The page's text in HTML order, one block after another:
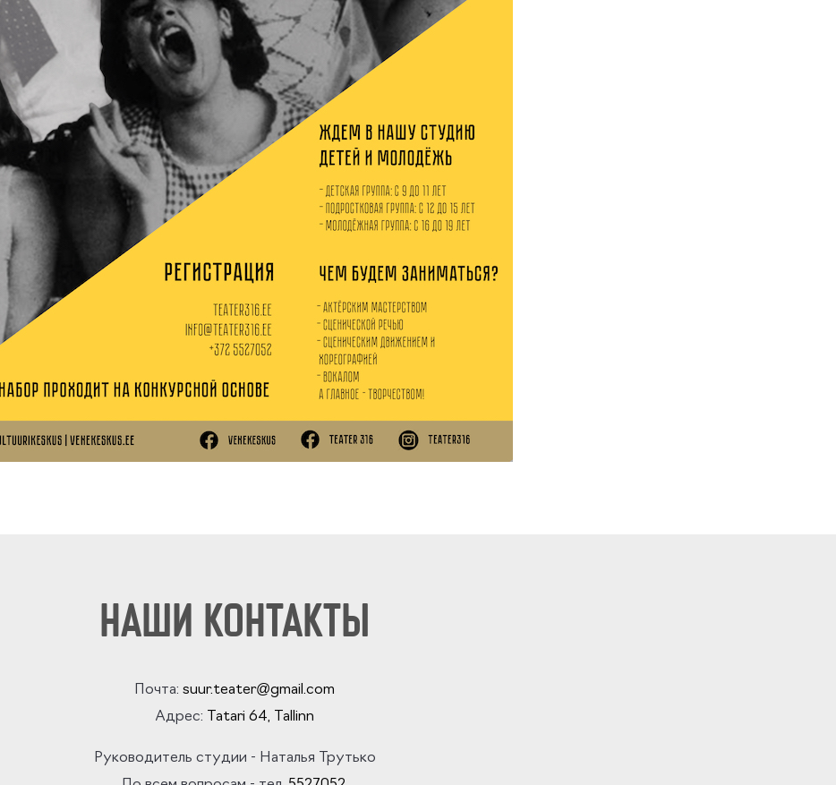
НАШИ КОНТАКТЫ
Почта: suur.teater@gmail.com
Адрес: Tatari 64, Tallinn
Руководитель студии - Наталья Трутько